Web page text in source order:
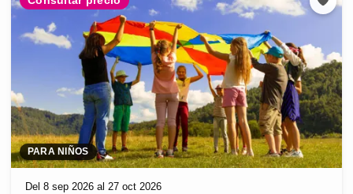
PARA NIÑOS
Del 8 sep 2026 al 27 oct 2026